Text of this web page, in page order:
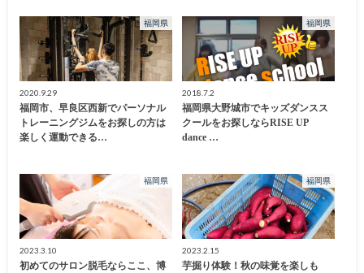
福岡県
2020.9.29
福岡市、早良区西新でパーソナル
トレーニングジムをお探しの方は
楽しく運動できる…
福岡県
2018.7.2
福岡県大野城市でキッズダンスス
クールをお探しならRISE UP
dance …
福岡県
2023.3.10
初めてのサロン脱毛ならここ、博
福岡県
2023.2.15
芋掘り体験！秋の味覚を楽しも